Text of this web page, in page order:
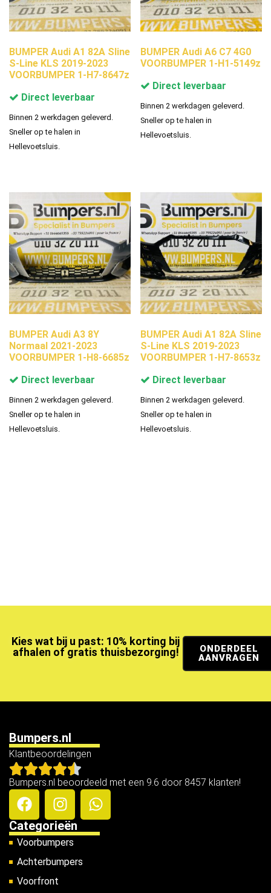
BUMPER Audi A1 82A Sline
S-Line KLS 2019-2023
VOORBUMPER 1-H7-8647z
Direct leverbaar
Binnen 2 werkdagen geleverd.
Sneller op te halen in
Hellevoetsluis.
BUMPER Audi A6 C7 4G0
VOORBUMPER 1-H1-5149z
Direct leverbaar
Binnen 2 werkdagen geleverd.
Sneller op te halen in
Hellevoetsluis.
BUMPER Audi A3 8Y
Normaal 2021-2023
VOORBUMPER 1-H8-6685z
Direct leverbaar
Binnen 2 werkdagen geleverd.
Sneller op te halen in
Hellevoetsluis.
BUMPER Audi A1 82A Sline
S-Line KLS 2019-2023
VOORBUMPER 1-H7-8653z
Direct leverbaar
Binnen 2 werkdagen geleverd.
Sneller op te halen in
Hellevoetsluis.
Kies wat bij u past: 10% korting bij
afhalen of gratis thuisbezorging!
ONDERDEEL
AANVRAGEN
Bumpers.nl
Klantbeoordelingen
Bumpers.nl beoordeeld met een 9.6 door 8457 klanten!
Categorieën
Voorbumpers
Achterbumpers
Voorfront